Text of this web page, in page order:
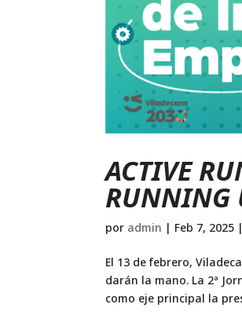
ACTIVE
RUNNING
por admin | Feb 7, 2025 |
El 13 de febrero,
darán la mano. La 2ª
como eje principal la